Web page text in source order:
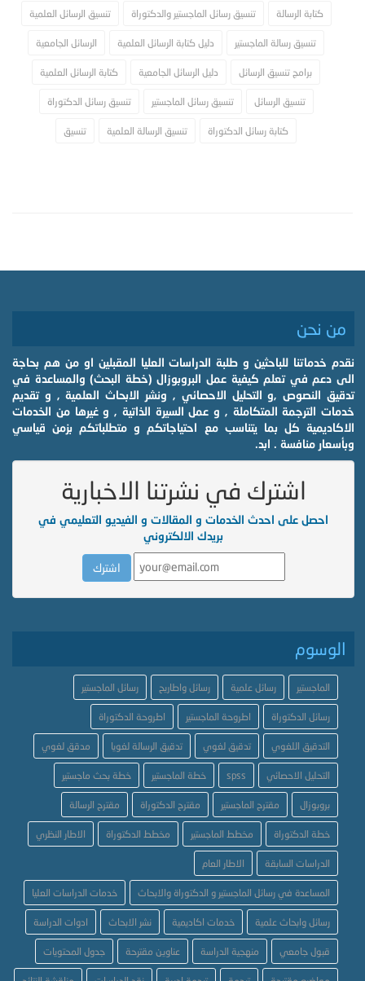
كتابة الرسالة تنسيق رسائل الماجستير والدكتوراة تنسيق الرسائل العلمية
تنسيق رسالة الماجستير دليل كتابة الرسائل العلمية الرسائل الجامعية
برامج تنسيق الرسائل دليل الرسائل الجامعية كتابة الرسائل العلمية
تنسيق الرسائل تنسيق رسائل الماجستير تنسيق رسائل الدكتوراة
كتابة رسائل الدكتوراة تنسيق الرسالة العلمية تنسيق
من نحن
نقدم خدماتنا للباحثين و طلبة الدراسات العليا المقبلين او من هم بحاجة
الى دعم في تعلم كيفية عمل البروبوزال (خطة البحث) والمساعدة في
تدقيق النصوص ,و التحليل الاحصائي , ونشر الابحاث العلمية , و تقديم
خدمات الترجمة المتكاملة , و عمل السيرة الذاتية , و غيرها من الخدمات
الاكاديمية كل بما يتناسب مع احتياجاتكم و متطلباتكم بزمن قياسي
وبأسعار منافسة . ابد.
اشترك في نشرتنا الاخبارية
احصل على احدث الخدمات و المقالات و الفيديو التعليمي في
بريدك الالكتروني
الوسوم
الماجستير رسائل علمية رسائل واطاريح رسائل الماجستير
رسائل الدكتوراة اطروحة الماجستير اطروحة الدكتوراة
التدقيق اللغوي تدقيق لغوي تدقيق الرسالة لغويا مدقق لغوي
التحليل الاحصائي spss خطة الماجستير خطة بحث ماجستير
بروبوزال مقترح الماجستير مقترح الدكتوراة مقترح الرسالة
خطة الدكتوراة مخطط الماجستير مخطط الدكتوراة الاطار النظري
الدراسات السابقة الاطار العام
المساعدة في رسائل الماجستير و الدكتوراة والابحاث خدمات الدراسات العليا
رسائل وابحاث علمية خدمات اكاديمية نشر الابحاث ادوات الدراسة
قبول جامعي منهجية الدراسة عناوين مقترحة جدول المحتويات